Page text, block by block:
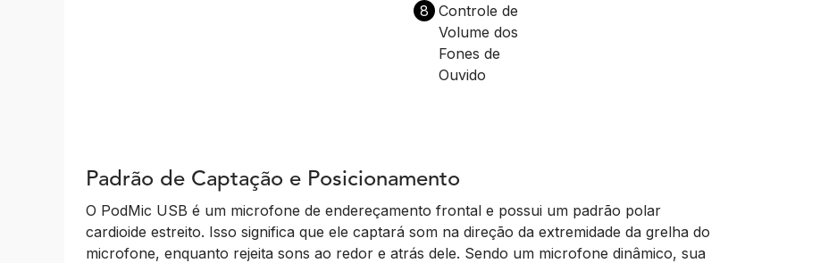
8 Controle de
Volume dos
Fones de
Ouvido
Padrão de Captação e Posicionamento
O PodMic USB é um microfone de endereçamento frontal e possui um padrão polar
cardioide estreito. Isso significa que ele captará som na direção da extremidade da grelha do
microfone, enquanto rejeita sons ao redor e atrás dele. Sendo um microfone dinâmico, sua